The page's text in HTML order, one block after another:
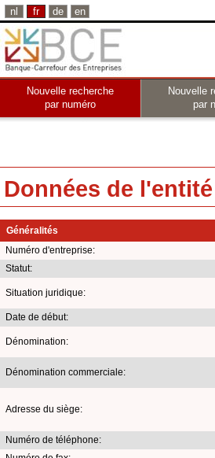
nl fr de en
Nouvelle recherche
par numéro
Nouvelle
par
Données de
Généralités
Numéro d'entreprise:
Statut:
Situation juridique:
Date de début:
Dénomination:
Dénomination commerciale:
Adresse du siège:
Numéro de téléphone: